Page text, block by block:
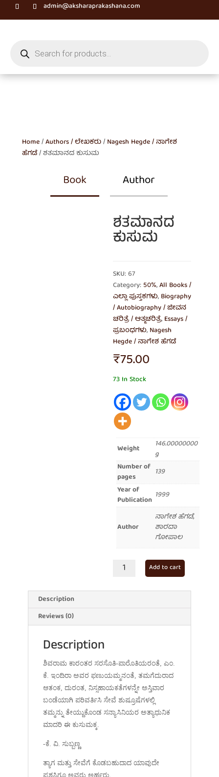
admin@aksharaprakashana.com
search
Home/Authors / ಲೇಖಕರು/ Nagesh Hegde / ನಾಗೇಶ
ಹೆಗಡೆ/ ಶತಮಾನದ ಕುಸುಮ
Book Author
ಶತಮಾನದ
ಕುಸುಮ
SKU: 67
Category: 50%,All Books /
ಎಲ್ಲಾ ಪುಸ್ತಕಗಳು, Biography
/ Autobiography / ಜೀವನ
ಚರಿತ್ರೆ / ಆತ್ಮಚರಿತ್ರೆ, Essays /
ಪ್ರಬಂಧಗಳು, Nagesh
Hegde / ನಾಗೇಶ ಹೆಗಡೆ
₹75.00
73 In Stock
Weight
146.00000000
g
Number of
pages
139
Year of
Publication 1999
Author
ನಾಗೇಶ ಹೆಗಡೆ,
ಶಾರದಾ
ಗೋಪಾಲ
ಶತಮಾನದ
Add to cart
Description
Reviews (0)
Description
ಶಿವರಾಮ ಕಾರಂತರ ಸರಸೊತಿ-ಪಾರೊತಿಯರಂತೆ, ಎಂ.
ಕೆ. ಇಂದಿರಾ ಅವರ ಫಣುಯಮ್ಮನಂತೆ, ತಮಗೆದುರಾದ
ಆತಂಕ, ದುರಂತ, ನಿಸ್ಸಹಾಯಕತೆಗಳನ್ನೇ ಅಸ್ತಿವಾರ
ಬಂಡೆಯಾಗಿ ಪರಿವರ್ತಿಸಿ ಸೇವೆ ಶುಷ್ರೂಷೆಗಳಲ್ಲಿ
ತಮ್ಮನ್ನು ತೇಯ್ದುಕೊಂಡ ಸನ್ಯಾಸಿನಿಯರ ಅತ್ಯಾಧುನಿಕ
ಮಾದರಿ ಈ ಕುಸುಮಕ್ಕ.
-ಕೆ. ವಿ. ಸುಬ್ಬಣ್ಣ
ತ್ಯಾಗ ಮತ್ತು ಸೇವೆಗೆ ಕೊಡಬಹುದಾದ ಯಾವುದೇ
ಪ್ರಶಸ್ತಿಗೂ ಅವರು ಅರ್ಹರು.